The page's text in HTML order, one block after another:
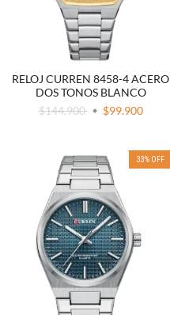
RELOJ CURREN 8458-4 ACERO
DOS TONOS BLANCO
$144.900
$99.900
33% OFF